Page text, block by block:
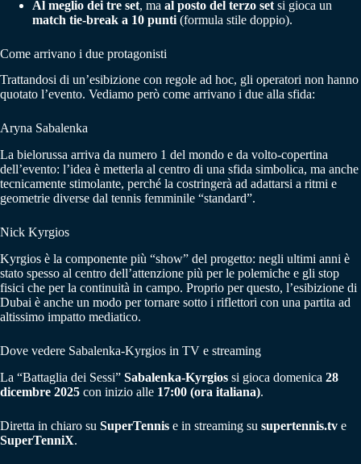
Al meglio dei tre set, ma al posto del terzo set si gioca un
match tie-break a 10 punti (formula stile doppio).
Come arrivano i due protagonisti
Trattandosi di un’esibizione con regole ad hoc, gli operatori non hanno
quotato l’evento. Vediamo però come arrivano i due alla sfida:
Aryna Sabalenka
La bielorussa arriva da numero 1 del mondo e da volto-copertina
dell’evento: l’idea è metterla al centro di una sfida simbolica, ma anche
tecnicamente stimolante, perché la costringerà ad adattarsi a ritmi e
geometrie diverse dal tennis femminile “standard”.
Nick Kyrgios
Kyrgios è la componente più “show” del progetto: negli ultimi anni è
stato spesso al centro dell’attenzione più per le polemiche e gli stop
fisici che per la continuità in campo. Proprio per questo, l’esibizione di
Dubai è anche un modo per tornare sotto i riflettori con una partita ad
altissimo impatto mediatico.
Dove vedere Sabalenka-Kyrgios in TV e streaming
La “Battaglia dei Sessi” Sabalenka-Kyrgios si gioca domenica 28
dicembre 2025 con inizio alle 17:00 (ora italiana).
Diretta in chiaro su SuperTennis e in streaming su supertennis.tv e
SuperTenniX.